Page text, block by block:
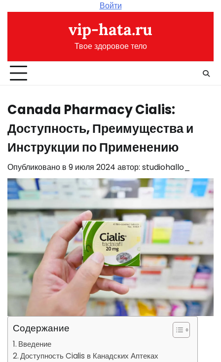
Войти
vip-hata.ru
Твое здоровое тело
Canada Pharmacy Cialis:
Доступность, Преимущества и
Инструкции по Применению
Опубликовано в 9 июля 2024 автор: studiohallo_
Содержание
Введение
Доступность Cialis в Канадских Аптеках